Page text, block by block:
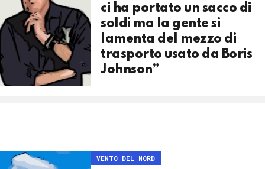
ci ha portato un sacco di
soldi ma la gente si
lamenta del mezzo di
trasporto usato da Boris
Johnson”
VENTO DEL NORD